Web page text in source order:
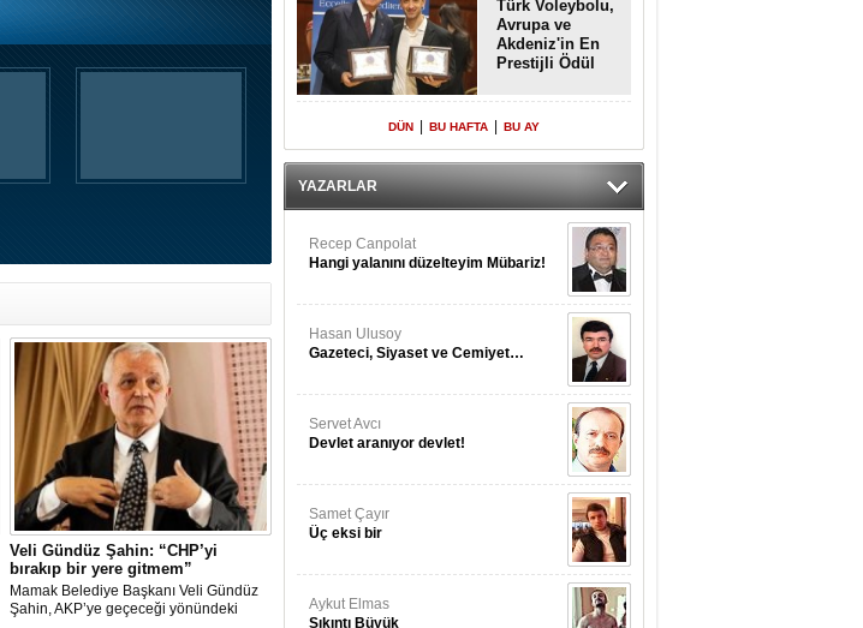
Veli Gündüz Şahin: “CHP’yi
bırakıp bir yere gitmem”
Mamak Belediye Başkanı Veli Gündüz
Şahin, AKP’ye geçeceği yönündeki
Türk Voleybolu,
Avrupa ve
Akdeniz'in En
Prestijli Ödül
Yeniden Onur
Konuğu
DÜN BU HAFTA BU AY
YAZARLAR
Recep Canpolat
Hangi yalanını düzelteyim Mübariz!
Hasan Ulusoy
Gazeteci, Siyaset ve Cemiyet…
Servet Avcı
Devlet aranıyor devlet!
Samet Çayır
Üç eksi bir
Aykut Elmas
Sıkıntı Büyük